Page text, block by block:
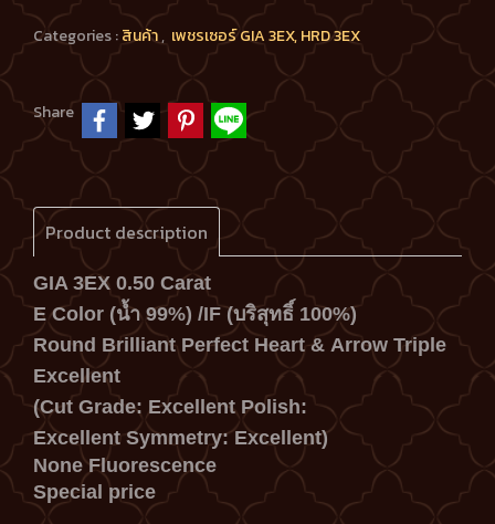
Categories :สินค้า, เพชรเซอร์ GIA 3EX, HRD 3EX
Share
Product description
GIA 3EX 0.50 Carat
E Color (น้ำ 99%) /IF(บริสุทธิ์ 100%)
Round Brilliant Perfect Heart & Arrow Triple
Excellent
(Cut Grade: Excellent Polish:
Excellent Symmetry: Excellent)
None Fluorescence
Special price